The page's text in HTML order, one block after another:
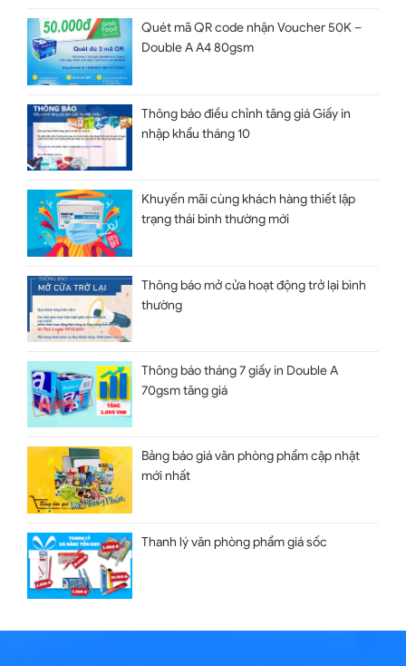
Quét mã QR code nhận Voucher 50K –
Double A A4 80gsm
Thông báo điều chỉnh tăng giá Giấy in
nhập khẩu tháng 10
Khuyến mãi cùng khách hàng thiết lập
trạng thái bình thường mới
Thông báo mở cửa hoạt động trở lại bình
thường
Thông báo tháng 7 giấy in Double A
70gsm tăng giá
Bảng báo giá văn phòng phẩm cập nhật
mới nhất
Thanh lý văn phòng phẩm giá sốc